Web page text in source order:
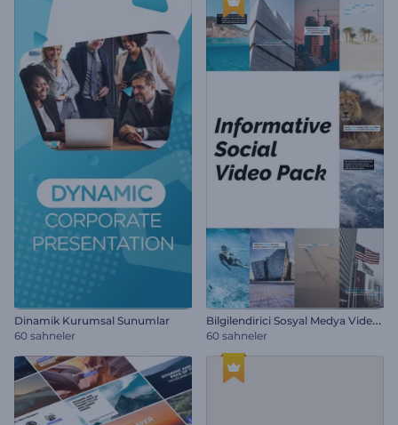
Dinamik Kurumsal Sunumlar
60 sahneler
B
ilgilendirici Sosyal Medya Video Paketi
60 sahneler